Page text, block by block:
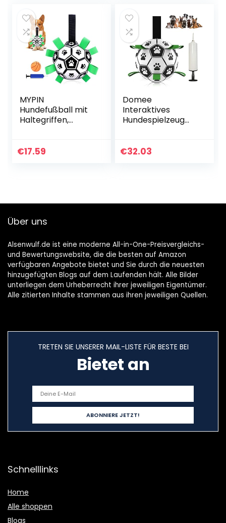
Durchmesser),
Fußball für Hunde,
Wasserspielzeug,
geeignet für
drinnen und
draußen
MYPIN
Hundefußball mit
Haltegriffen,
Tauziehen,
Hundebälle für
Hunde
€17.59
Domee
Interaktives
Hundespielzeug
Grifflaschen für
€32.03
Über uns
Alsenwulf.de ist eine moderne All-in-One-Preisvergleichs-
und Bewertungswebsite, die die besten auf Amazon
verfügbaren Angebote bietet und Sie durch die neuesten
hinzugefügten Blogs auf dem Laufenden hält. Alle Bilder
unterliegen dem Urheberrecht ihrer jeweiligen Eigentümer.
Alle zitierten Inhalte stammen aus ihren jeweiligen Quellen.
TRETEN SIE UNSERER MAIL-LISTE FÜR BESTE BEI
Bietet an
Schnelllinks
Home
Alle shoppen
Blogs